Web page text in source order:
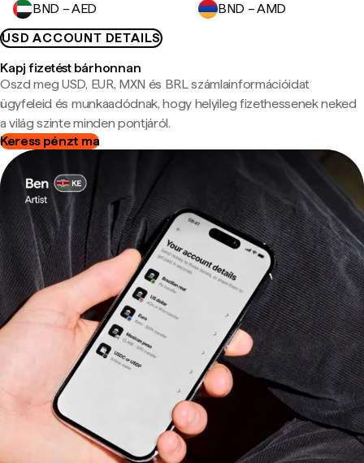
BND – AED
BND – AMD
USD ACCOUNT DETAILS
Kapj fizetést bárhonnan
Oszd meg USD, EUR, MXN és BRL számlainformációidat
ügyfeleid és munkaadódnak, hogy helyileg fizethessenek neked
a világ szinte minden pontjáról.
Keress pénzt ma